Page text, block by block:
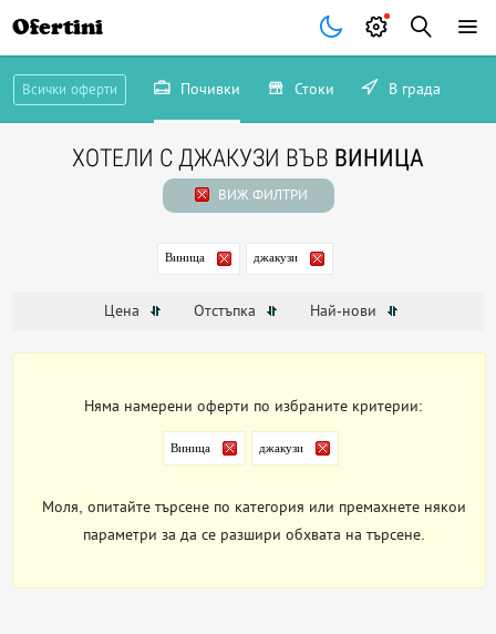
Ofertini
Всички оферти Почивки Стоки В града
ХОТЕЛИ С ДЖАКУЗИ ВЪВ ВИНИЦА
ВИЖ ФИЛТРИ
Виница джакузи
Цена Отстъпка Най-нови
Няма намерени оферти по избраните критерии:
Виница джакузи
Моля, опитайте търсене по категория или премахнете някои
параметри за да се разшири обхвата на търсене.